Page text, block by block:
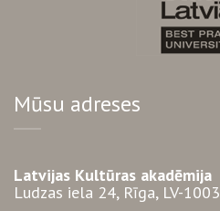
Mūsu adreses
Latvijas Kultūras akadēmija
Ludzas iela 24, Rīga, LV-1003